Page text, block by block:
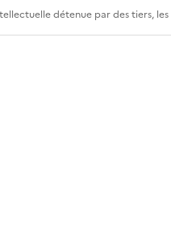
détenue par des tiers,